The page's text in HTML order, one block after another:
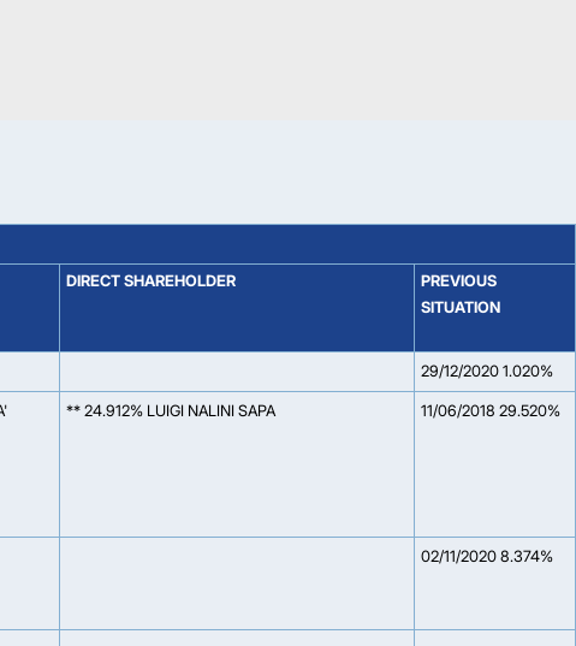
DIRECT SHAREHOLDER
PREVIOUS
SITUATION
29/12/2020 1.020%
** 24.912% LUIGI NALINI SAPA 11/06/2018 29.520%
02/11/2020 8.374%